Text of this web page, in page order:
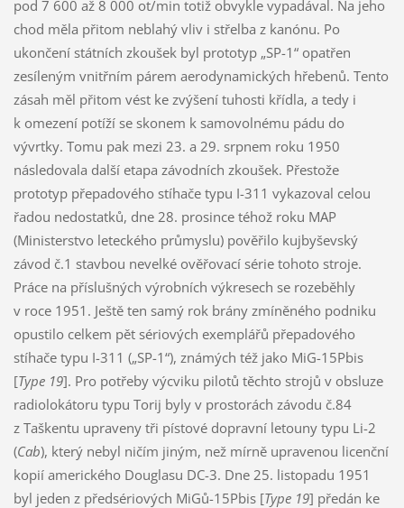
pod 7 600 až 8 000 ot/min totiž obvykle vypadával. Na jeho
chod měla přitom neblahý vliv i střelba z kanónu. Po
ukončení státních zkoušek byl prototyp „SP-1“ opatřen
zesíleným vnitřním párem aerodynamických hřebenů. Tento
zásah měl přitom vést ke zvýšení tuhosti křídla, a tedy i
k omezení potíží se skonem k samovolnému pádu do
vývrtky. Tomu pak mezi 23. a 29. srpnem roku 1950
následovala další etapa závodních zkoušek. Přestože
prototyp přepadového stíhače typu I-311 vykazoval celou
řadou nedostatků, dne 28. prosince téhož roku MAP
(Ministerstvo leteckého průmyslu) pověřilo kujbyševský
závod č.1 stavbou nevelké ověřovací série tohoto stroje.
Práce na příslušných výrobních výkresech se rozeběhly
v roce 1951. Ještě ten samý rok brány zmíněného podniku
opustilo celkem pět sériových exemplářů přepadového
stíhače typu I-311 („SP-1“), známých též jako MiG-15Pbis
[Type 19]. Pro potřeby výcviku pilotů těchto strojů v obsluze
radiolokátoru typu Torij byly v prostorách závodu č.84
z Taškentu upraveny tři pístové dopravní letouny typu Li-2
(Cab), který nebyl ničím jiným, než mírně upravenou licenční
kopií amerického Douglasu DC-3. Dne 25. listopadu 1951
byl jeden z předsériových MiGů-15Pbis [Type 19] předán ke